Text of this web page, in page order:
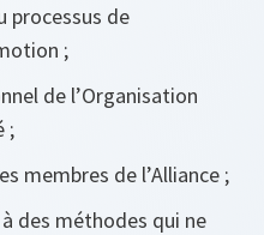
processus de
;
de l’Organisation
;
membres de l’Alliance ;
des méthodes qui ne